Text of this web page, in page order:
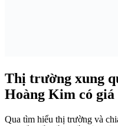
Thị trường xung
Hoàng Kim có giá
Qua tìm hiểu thị trường và